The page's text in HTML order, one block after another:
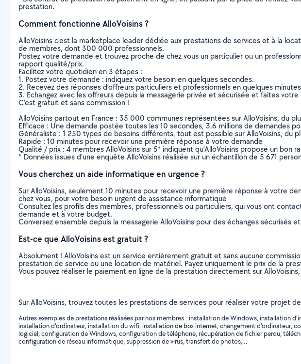
prestation.
Comment fonctionne AlloVoisins ?
AlloVoisins c’est la marketplace leader dédiée aux prestations de services et à la
de membres, dont 300 000 professionnels.
Postez votre demande et trouvez proche de chez vous un particulier ou un
rapport qualité/prix.
Facilitez votre quotidien en 3 étapes :
1. Postez votre demande : indiquez votre besoin en quelques secondes.
2. Recevez des réponses d’offreurs particuliers et professionnels en quelques
3. Echangez avec les offreurs depuis la messagerie privée et sécurisée et faites votre
C’est gratuit et sans commission !
AlloVoisins partout en France : 35 000 communes représentées sur AlloVoisins, du
Efficace : Une demande postée toutes les 10 secondes, 3.6 millions de demandes
Généraliste : 1 250 types de besoins différents, tout est possible sur AlloVoisins, du
Rapide : 10 minutes pour recevoir une première réponse à votre demande
Qualité / prix : 4 membres AlloVoisins sur 5* indiquent qu’AlloVoisins propose un bon
* Données issues d’une enquête AlloVoisins réalisée sur un échantillon de 5 671
Vous cherchez un aide informatique en urgence ?
Sur AlloVoisins, seulement 10 minutes pour recevoir une première réponse à votre
chez vous, pour votre besoin urgent de assistance informatique
Consultez les profils des membres, professionnels ou particuliers, qui vous ont
demande et à votre budget.
Conversez ensemble depuis la messagerie AlloVoisins pour des échanges sécurisés
Est-ce que AlloVoisins est gratuit ?
Absolument ! AlloVoisins est un service entièrement gratuit et sans aucune
prestation de service ou une location de matériel. Payez uniquement le prix de la
Vous pouvez réaliser le paiement en ligne de la prestation directement sur
Sur AlloVoisins, trouvez toutes les prestations de services pour réaliser votre projet
Autres exemples de prestations réalisées par nos membres : installation de Windows,
installation d'ordinateur, installation du wifi, installation de box internet, changement
logiciel, configuration de Windows, configuration de téléphone, récupération de fichier perdu,
configuration de réseau informatique, suppression de virus, transfert de photos, ..